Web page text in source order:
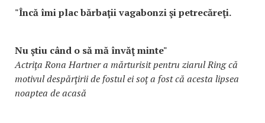
"Încă îmi plac bărbaţii vagabonzi şi petrecăreţi.
Nu ştiu când o să mă învăţ minte"
Actriţa Rona Hartner a mărturisit pentru ziarul Ring că
motivul despărţirii de fostul ei soţ a fost că acesta lipsea
noaptea de acasă